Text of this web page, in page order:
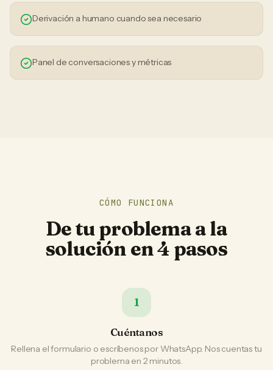
Derivación a humano cuando sea necesario
Panel de conversaciones y métricas
CÓMO FUNCIONA
De tu problema a la
solución en 4 pasos
1
Cuéntanos
Rellena el formulario o escríbenos por WhatsApp. Nos cuentas tu
problema en 2 minutos.